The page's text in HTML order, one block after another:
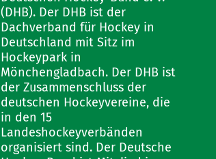
(DHB). Der DHB ist der
Dachverband für Hockey in
Deutschland mit Sitz im
Hockeypark in
Mönchengladbach. Der DHB ist
der Zusammenschluss der
deutschen Hockeyvereine, die
in den 15
Landeshockeyverbänden
organisiert sind. Der Deutsche